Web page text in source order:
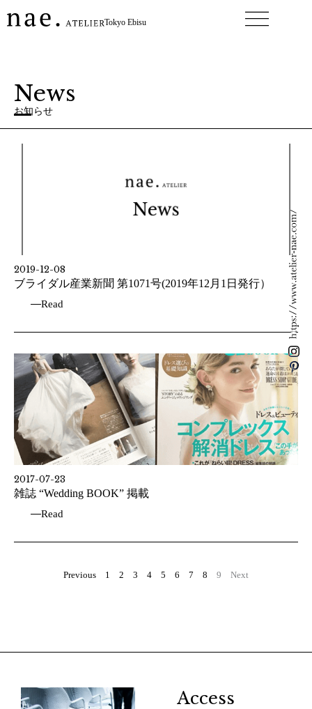
容
Tokyo Ebisu
News
お知らせ
2019-12-08
ブライダル産業新聞 第1071号(2019年12月1日発行）
Read
2017-07-23
雑誌 “Wedding BOOK” 掲載
Read
Previous 1
ジ
2
ジ
3
ジ
4 5 6 7 8 9 Next
Access